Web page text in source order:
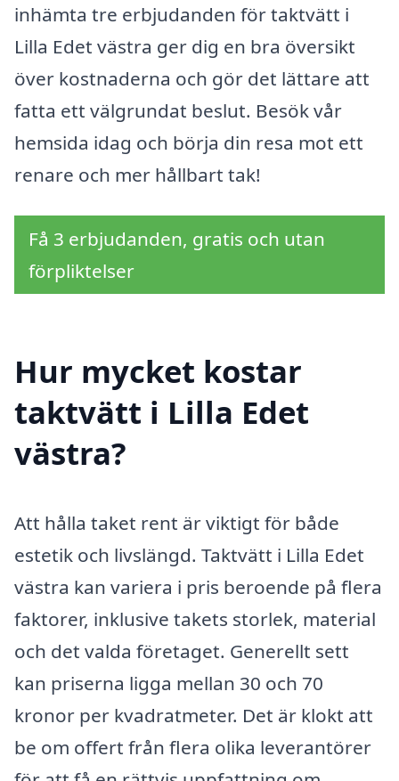
inhämta tre erbjudanden för taktvätt i
Lilla Edet västra ger dig en bra översikt
över kostnaderna och gör det lättare att
fatta ett välgrundat beslut. Besök vår
hemsida idag och börja din resa mot ett
renare och mer hållbart tak!
Få 3 erbjudanden, gratis och utan
förpliktelser
Hur mycket kostar
taktvätt i Lilla Edet
västra?
Att hålla taket rent är viktigt för både
estetik och livslängd. Taktvätt i Lilla Edet
västra kan variera i pris beroende på flera
faktorer, inklusive takets storlek, material
och det valda företaget. Generellt sett
kan priserna ligga mellan 30 och 70
kronor per kvadratmeter. Det är klokt att
be om offert från flera olika leverantörer